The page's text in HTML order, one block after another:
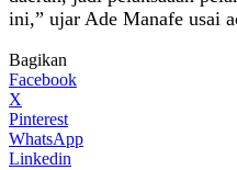
ini,” ujar Ade Manafe usai
Bagikan
Facebook
X
Pinterest
WhatsApp
Linkedin